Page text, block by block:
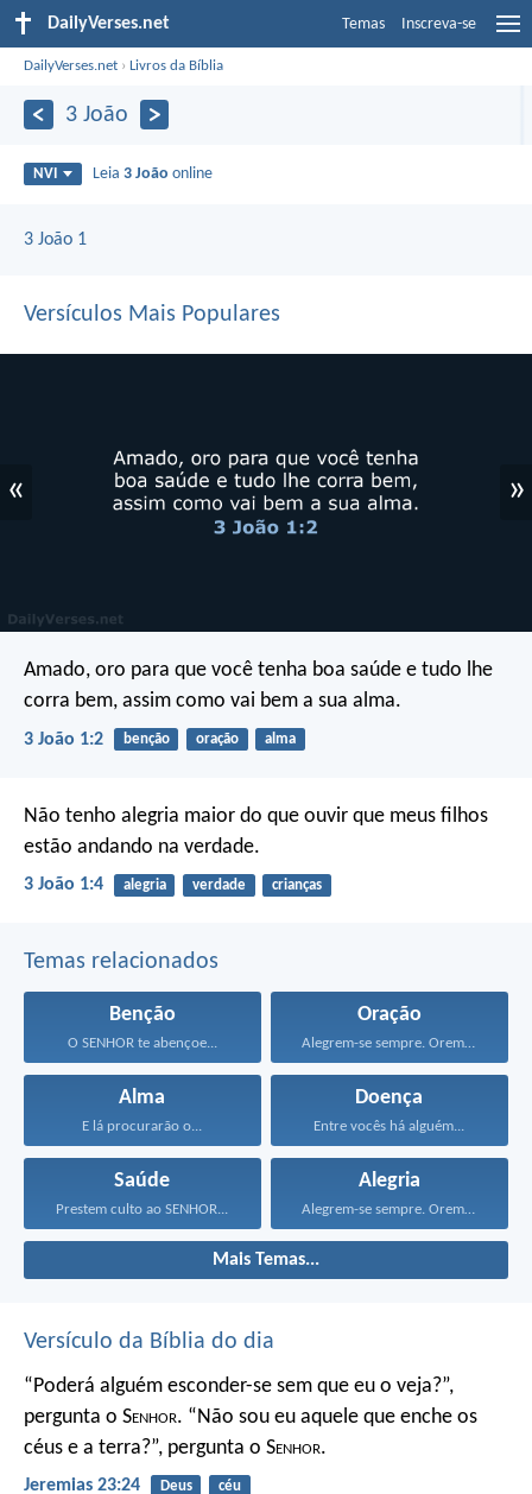
DailyVerses.net Temas Inscreva-se
DailyVerses.net ›Livros da Bíblia
3 João
NVI Leia3 João online
3 João 1
Versículos Mais Populares
« »
Amado, oro para que você tenha boa saúde e tudo lhe
corra bem, assim como vai bem a sua alma.
3 João 1:2 benção oração alma
Não tenho alegria maior do que ouvir que meus filhos
estão andando na verdade.
3 João 1:4 alegria verdade crianças
Temas relacionados
Benção
O SENHOR te abençoe...
Oração
Alegrem-se sempre. Orem continuamente...
Alma
E lá procurarão o...
Doença
Entre vocês há alguém...
Saúde
Prestem culto ao SENHOR...
Alegria
Alegrem-se sempre. Orem continuamente...
Mais Temas...
Versículo da Bíblia do dia
“Poderá alguém esconder-se sem que eu o veja?”,
pergunta o Senhor. “Não sou eu aquele que enche os
céus e a terra?”, pergunta o Senhor.
Jeremias 23:24 Deus céu